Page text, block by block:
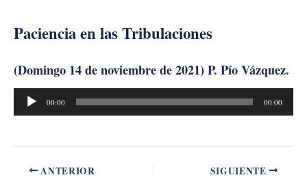
contenido
Paciencia en las Tribulaciones
(Domingo 14 de noviembre de 2021) P. Pío Vázquez.
Reproductor
00:00 00:00
ANTERIOR SIGUIENTE